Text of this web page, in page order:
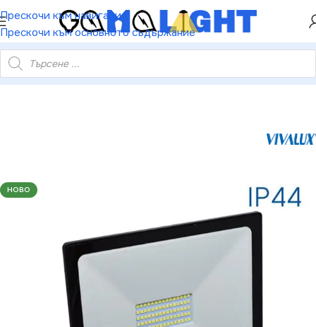
Прескочи към навигация
Прескочи към основното съдържание
НАМАЛЕНИЕ ОТ 5%
LED прожектор със сензор NYX LED 50W черен 6400K IP44
НОВО